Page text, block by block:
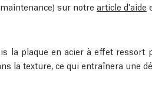
sur notre article d'aide
la plaque en acier à effet ressort
la texture, ce qui entraînera une